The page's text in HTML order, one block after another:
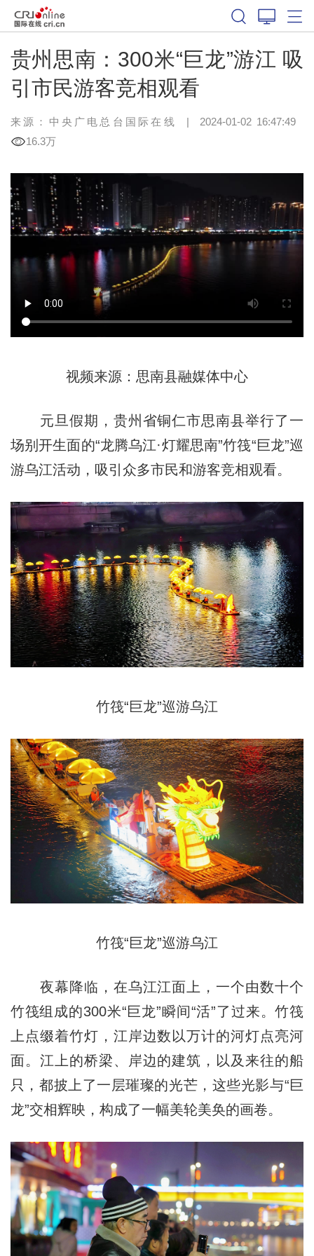
贵州思南：300米“巨龙”游江 吸
引市民游客竞相观看
来源：中央广电总台国际在线 | 2024-01-02 16:47:49
16.3万
视频来源：思南县融媒体中心
元旦假期，贵州省铜仁市思南县举行了一
场别开生面的“龙腾乌江·灯耀思南”竹筏“巨龙”巡
游乌江活动，吸引众多市民和游客竞相观看。
竹筏“巨龙”巡游乌江
竹筏“巨龙”巡游乌江
夜幕降临，在乌江江面上，一个由数十个
竹筏组成的300米“巨龙”瞬间“活”了过来。竹筏
上点缀着竹灯，江岸边数以万计的河灯点亮河
面。江上的桥梁、岸边的建筑，以及来往的船
只，都披上了一层璀璨的光芒，这些光影与“巨
龙”交相辉映，构成了一幅美轮美奂的画卷。